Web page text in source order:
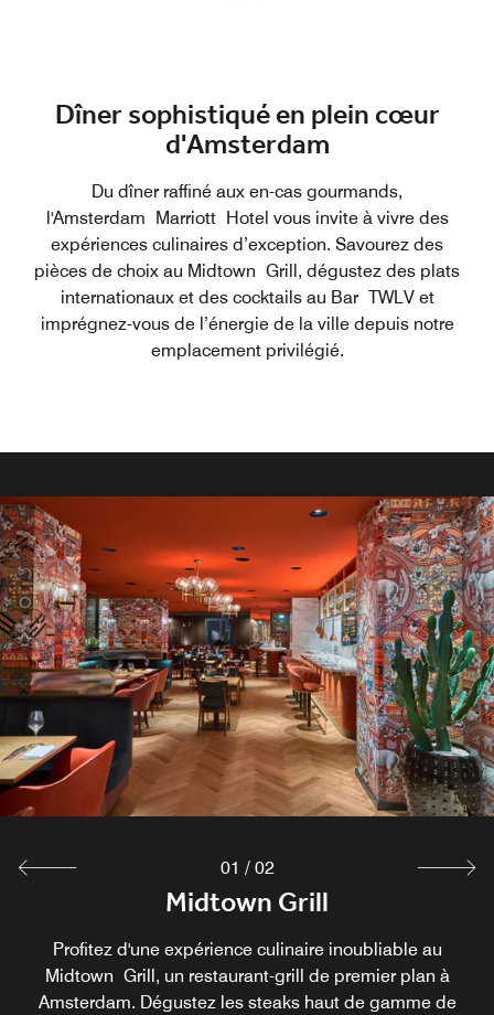
Dîner sophistiqué en plein cœur
d'Amsterdam
Du dîner raffiné aux en-cas gourmands,
l'Amsterdam Marriott Hotel vous invite à vivre des
expériences culinaires d’exception. Savourez des
pièces de choix au Midtown Grill, dégustez des plats
internationaux et des cocktails au Bar TWLV et
imprégnez-vous de l’énergie de la ville depuis notre
emplacement privilégié.
Midtown Grill
Profitez d'une expérience culinaire inoubliable au
Midtown Grill, un restaurant-grill de premier plan à
Amsterdam. Dégustez les steaks haut de gamme de
Bar TWLV
Le bar TWLV est un bar cosmopolite au cœur
d'Amsterdam, où des plats d'inspiration internationale se
mêlent à des cocktails maison, le tout allant de brunchs
01 / 02